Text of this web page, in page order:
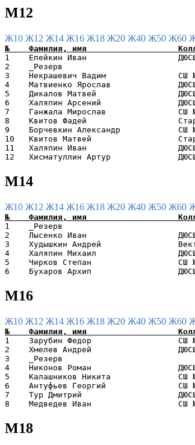
М12
Ж10 Ж12 Ж14 Ж16 Ж18 Ж20 Ж40 Ж50 Ж60
1    Епейкин Иван
2    _Резерв
3    Некрашевич Вадим
4    Матвиенко Ярослав
5    Дикалов Матвей
6    Халяпин Арсений
7    Ганжала Мирослав
8    Квитов Фадей
9    Борчевкин Александр
10   Квитов Матвей
11   Халяпин Иван
М14
Ж10 Ж12 Ж14 Ж16 Ж18 Ж20 Ж40 Ж50 Ж60
1    _Резерв
2    Лысенко Иван
3    Худышкин Андрей
4    Халяпин Михаил
5    Чирков Степан                  СШ
М16
Ж10 Ж12 Ж14 Ж16 Ж18 Ж20 Ж40 Ж50 Ж60
1    Зарубин Федор
2    Хмелев Андрей
3    _Резерв
4    Никонов Роман
5    Калашников Никита
6    Антуфьев Георгий
7    Тур Дмитрий
М18